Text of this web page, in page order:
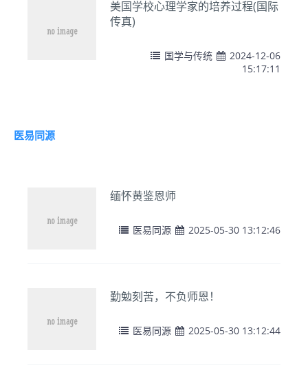
美国学校心理学家的培养过程(国际
传真)
国学与传统
2024-12-06
15:17:11
医易同源
缅怀黄鉴恩师
医易同源 2025-05-30 13:12:46
勤勉刻苦，不负师恩！
医易同源 2025-05-30 13:12:44